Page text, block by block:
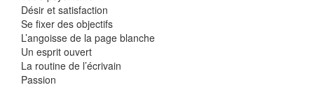
Désir et satisfaction
Se fixer des objectifs
L’angoisse de la page blanche
Un esprit ouvert
La routine de l’écrivain
Passion